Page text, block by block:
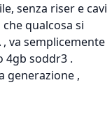
senza riser e cavi
qualcosa si
, va semplicemente
4gb soddr3 .
generazione ,